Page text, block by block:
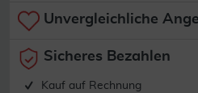
Unvergleichliche
Sicheres Bezahlen
Kauf auf Rechnung